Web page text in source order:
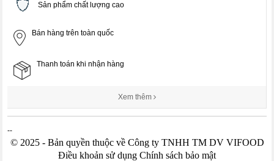
Sản phẩm chất lượng cao
Bán hàng trên toàn quốc
Thanh toán khi nhận hàng
Xem thêm
--
© 2025 - Bản quyền thuộc về Công ty TNHH TM DV VIFOOD
Điều khoản sử dụng Chính sách bảo mật